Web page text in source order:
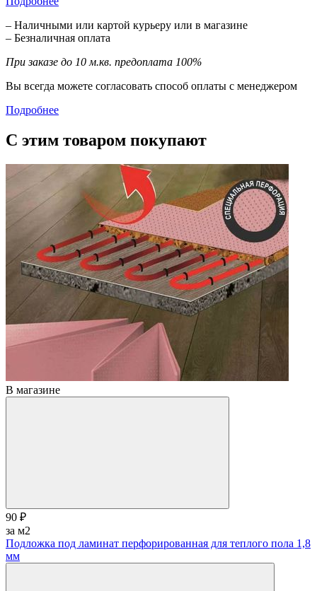
– Наличными или картой курьеру или в магазине
– Безналичная оплата
При заказе до 10 м.кв. предоплата 100%
Вы всегда можете согласовать способ оплаты с менеджером
Подробнее
С этим товаром покупают
В магазине
90 ₽
за м2
Подложка под ламинат перфорированная для теплого пола 1,8
мм